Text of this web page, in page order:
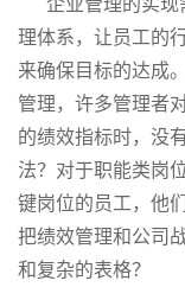
理体系，让员工的
来确保目标的达成
管理，许多管理者
的绩效指标时，没
法？对于职能类岗
键岗位的员工，他
把绩效管理和公司
和复杂的表格？